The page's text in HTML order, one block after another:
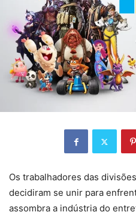
Os trabalhadores das
decidiram se unir para
assombra a indústria do